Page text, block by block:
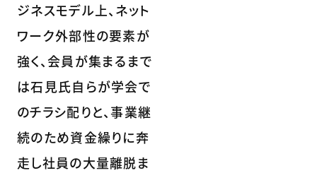
ジネスモデル上、ネット
ワーク外部性の要素が
強く、会員が集まるまで
は石見氏自らが学会で
のチラシ配りと、事業継
続のため資金繰りに奔
走し社員の大量離脱ま